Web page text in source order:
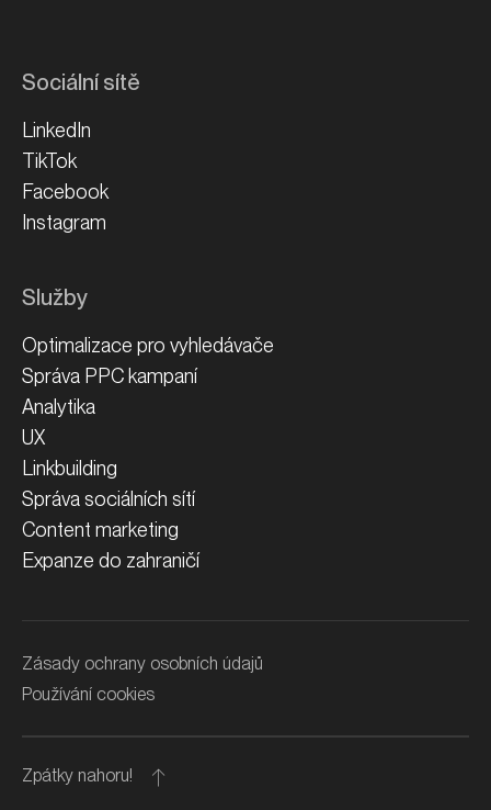
Sociální sítě
LinkedIn
TikTok
Facebook
Instagram
Služby
Optimalizace pro vyhledávače
Správa PPC kampaní
Analytika
UX
Linkbuilding
Správa sociálních sítí
Content marketing
Expanze do zahraničí
Zásady ochrany osobních údajů
Používání cookies
Zpátky nahoru!